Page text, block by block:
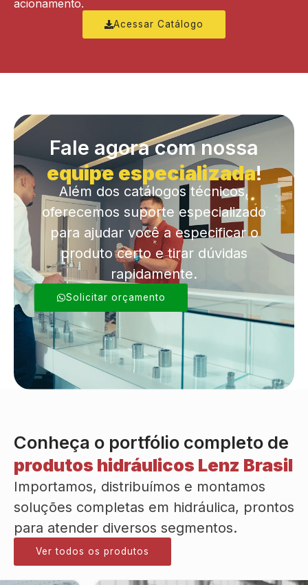
acionamento.
Acessar Catálogo
Fale agora com nossa
equipe especializada!
Além dos catálogos técnicos,
oferecemos suporte especializado
para ajudar você a especificar o
produto certo e tirar dúvidas
rapidamente.
Solicitar orçamento
Conheça o portfólio completo de
produtos hidráulicos Lenz Brasil
Importamos, distribuímos e montamos
soluções completas em hidráulica, prontos
para atender diversos segmentos.
Ver todos os produtos